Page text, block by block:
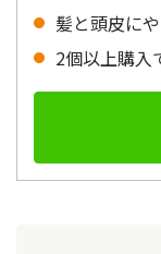
髪と頭皮に
2個以上購入